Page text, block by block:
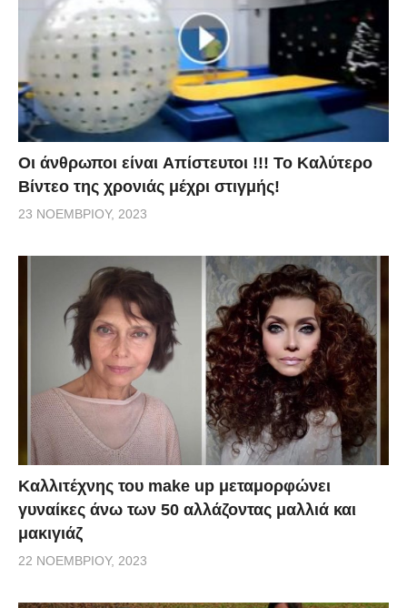
Οι άνθρωποι είναι Aπίστευτοι !!! To Καλύτερο
Βίντεο της χρονιάς μέχρι στιγμής!
23 ΝΟΕΜΒΡΊΟΥ, 2023
Καλλιτέχνης του make up μεταμορφώνει
γυναίκες άνω των 50 αλλάζοντας μαλλιά και
μακιγιάζ
22 ΝΟΕΜΒΡΊΟΥ, 2023